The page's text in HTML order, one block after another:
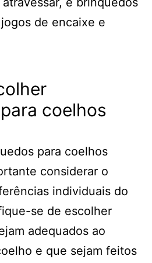
de encaixe e
coelhos
para coelhos
considerar o
individuais do
se de escolher
adequados ao
e que sejam feitos